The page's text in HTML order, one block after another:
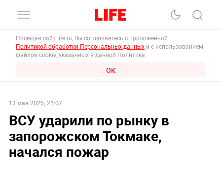
Посещая сайт life.ru, Вы соглашаетесь с приложенной
Политикой обработки Персональных данных и с использованием
файлов cookie, указанных в данной Политике.
ОК
13 мая 2025, 21:07
ВСУ ударили по рынку в
запорожском Токмаке,
начался пожар